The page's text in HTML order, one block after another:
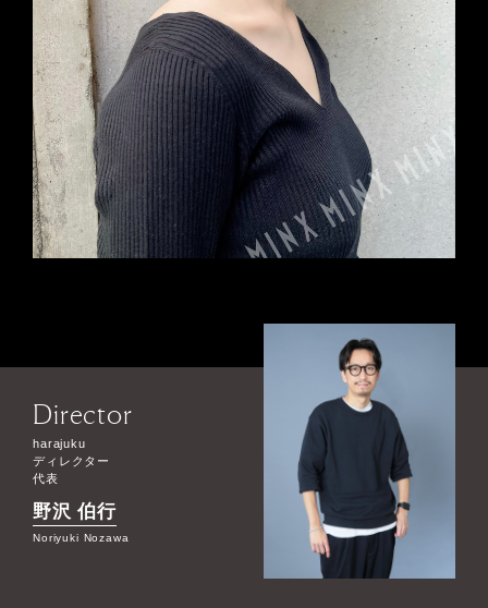
Director
harajuku
ディレクター
代表
野沢 伯行
Noriyuki Nozawa